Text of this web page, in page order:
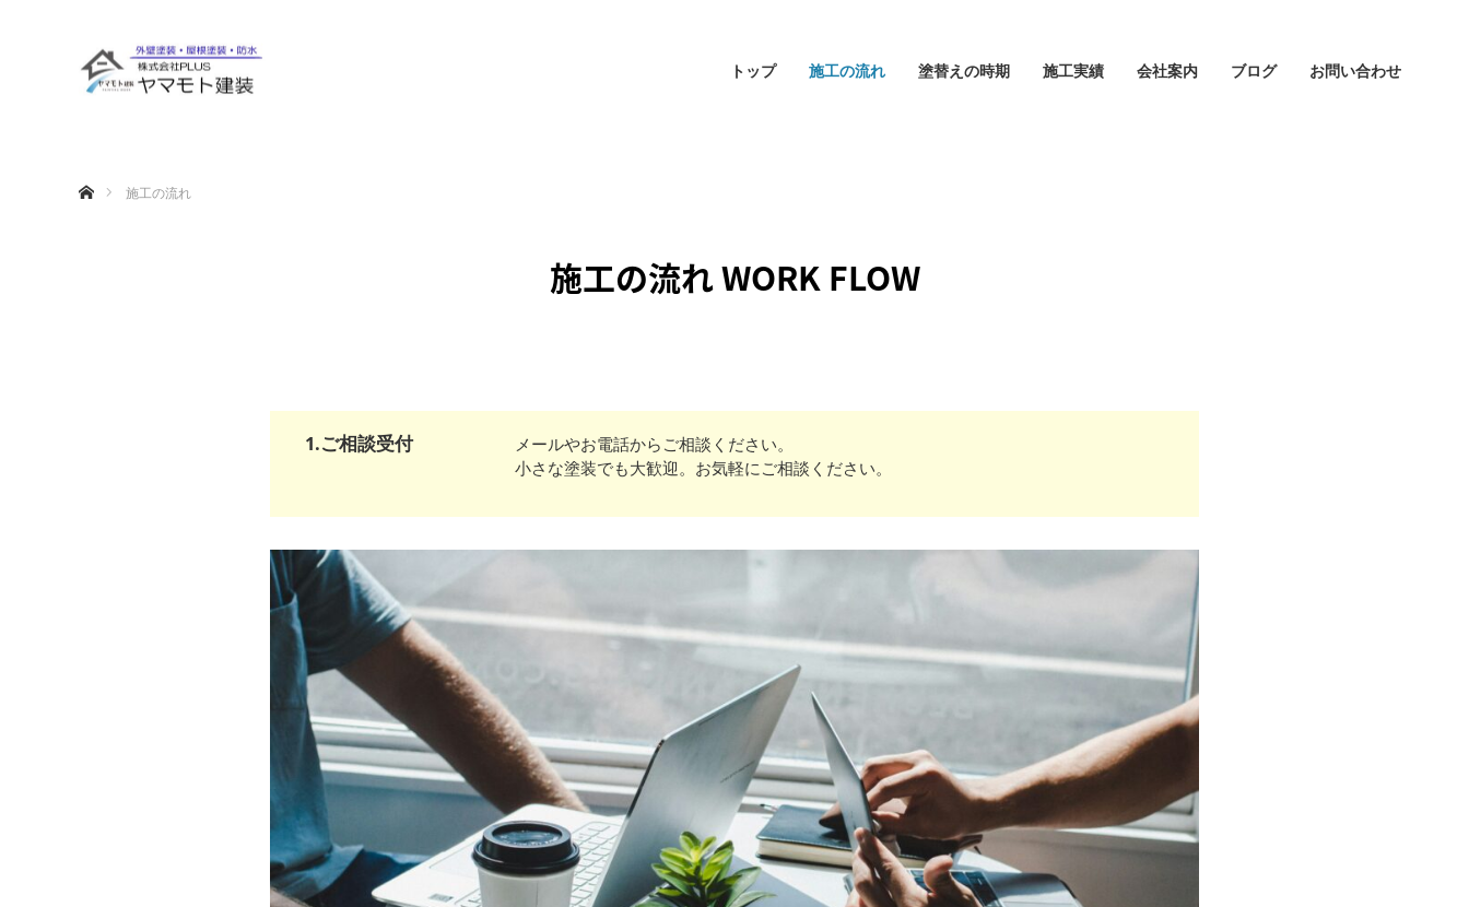
トップ 施工の流れ 塗替えの時期 施工実績 会社案内 ブログ お問い合わせ
施工の流れ
施工の流れWORK FLOW
1.ご相談受付
メールやお電話からご相談ください。
小さな塗装でも大歓迎。お気軽にご相談ください。